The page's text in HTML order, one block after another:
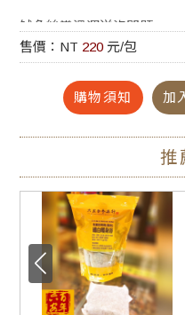
魷魚絲常溫運送沒問題
但送到家時請直接放進冰
的回憶 #過年必吃
售價：NT 220 元/包
購物須知 加
推